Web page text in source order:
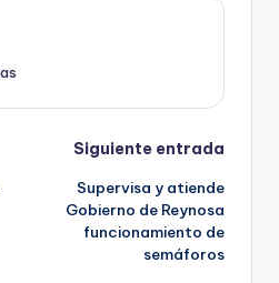
Siguiente entrada
Supervisa y atiende
Gobierno de Reynosa
funcionamiento de
semáforos